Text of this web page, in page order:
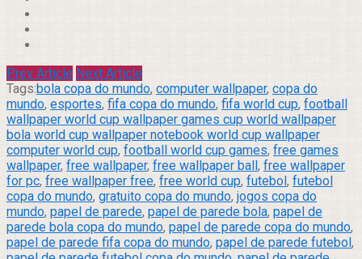
Prev Article Next Article
Tags:bola copa do mundo, computer wallpaper, copa do
mundo, esportes, fifa copa do mundo, fifa world cup, football
wallpaper world cup wallpaper games cup world wallpaper
bola world cup wallpaper notebook world cup wallpaper
computer world cup, football world cup games, free games
wallpaper, free wallpaper, free wallpaper ball, free wallpaper
for pc, free wallpaper free, free world cup, futebol, futebol
copa do mundo, gratuito copa do mundo, jogos copa do
mundo, papel de parede, papel de parede bola, papel de
parede bola copa do mundo, papel de parede copa do mundo,
papel de parede fifa copa do mundo, papel de parede futebol,